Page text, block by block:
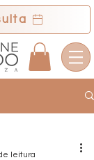
leitura